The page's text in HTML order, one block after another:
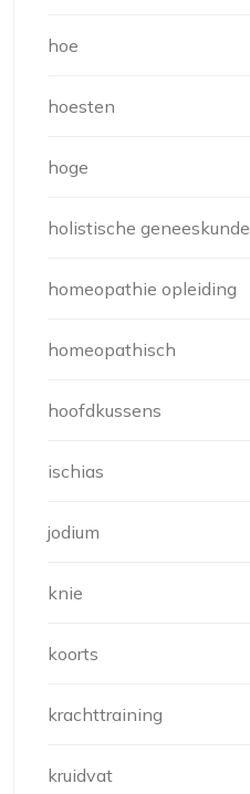
hoe
hoesten
hoge
holistische geneeskunde
homeopathie opleiding
homeopathisch
hoofdkussens
ischias
jodium
knie
koorts
krachttraining
kruidvat